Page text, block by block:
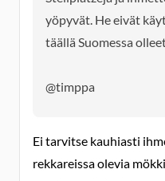
yöpyvät. He eivät
täällä Suomessa
@timppa
Ei tarvitse kauhiasti
rekkareissa olevia